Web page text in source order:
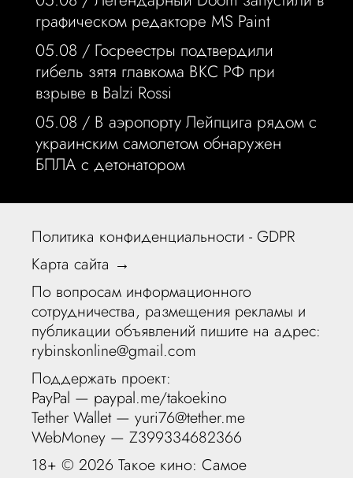
графическом редакторе MS Paint
05.08 / Госреестры подтвердили
гибель зятя главкома ВКС РФ при
взрыве в Balzi Rossi
05.08 / В аэропорту Лейпцига рядом с
украинским самолетом обнаружен
БПЛА с детонатором
Политика конфиденциальности - GDPR
Карта сайта →
По вопросам информационного
сотрудничества, размещения рекламы и
публикации объявлений пишите на адрес:
rybinskonline@gmail.com
Поддержать проект:
PayPal — paypal.me/takoekino
Tether Wallet — yuri76@tether.me
WebMoney — Z399334682366
18+ ©2026 Такое кино: Самое